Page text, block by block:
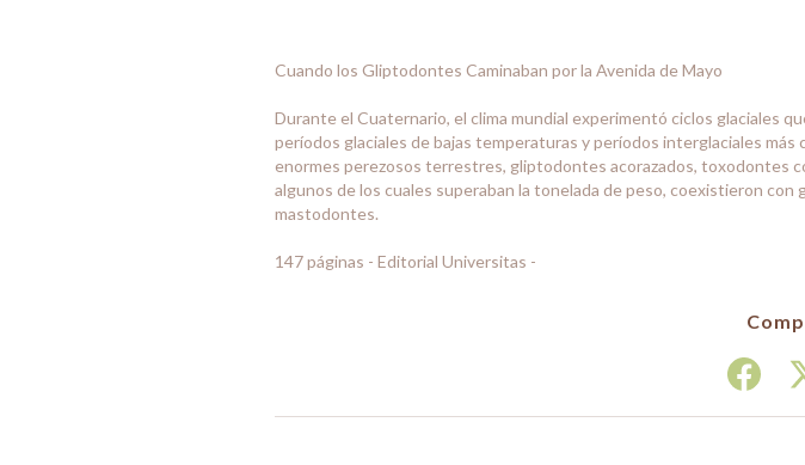
Cuando los Gliptodontes Caminaban por la Avenida de Mayo
Durante el Cuaternario, el clima mundial experimentó ciclos glaciales
períodos glaciales de bajas temperaturas y períodos interglaciales
enormes perezosos terrestres, gliptodontes acorazados, toxodontes
algunos de los cuales superaban la tonelada de peso, coexistieron
mastodontes.
147 páginas - Editorial Universitas -